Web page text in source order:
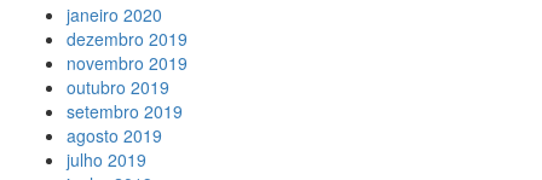
janeiro 2020
dezembro 2019
novembro 2019
outubro 2019
setembro 2019
agosto 2019
julho 2019